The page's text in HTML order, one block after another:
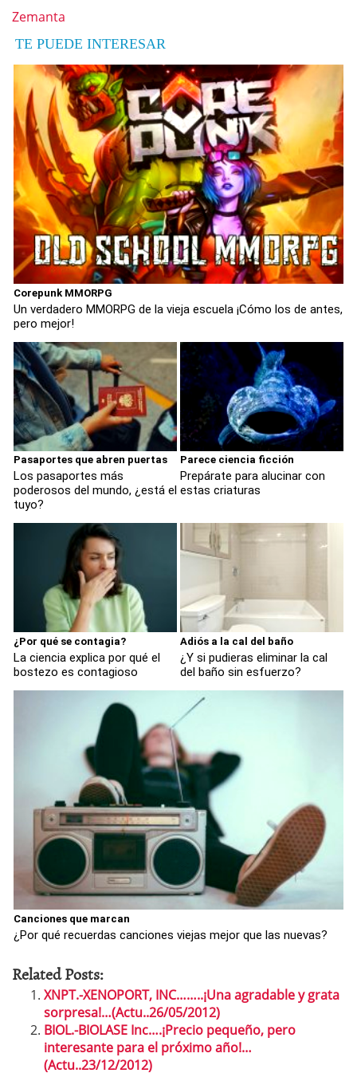
Zemanta
TE PUEDE INTERESAR
Corepunk MMORPG
Un verdadero MMORPG de la vieja escuela ¡Cómo los de antes,
pero mejor!
Pasaportes que abren puertas
Los pasaportes más
poderosos del mundo, ¿está el
tuyo?
Parece ciencia ficción
Prepárate para alucinar con
estas criaturas
¿Por qué se contagia?
La ciencia explica por qué el
bostezo es contagioso
Adiós a la cal del baño
¿Y si pudieras eliminar la cal
del baño sin esfuerzo?
Canciones que marcan
¿Por qué recuerdas canciones viejas mejor que las nuevas?
Related Posts:
XNPT.-XENOPORT, INC……..¡Una agradable y grata
sorpresa!…(Actu..26/05/2012)
BIOL.-BIOLASE Inc….¡Precio pequeño, pero
interesante para el próximo año!…
(Actu..23/12/2012)